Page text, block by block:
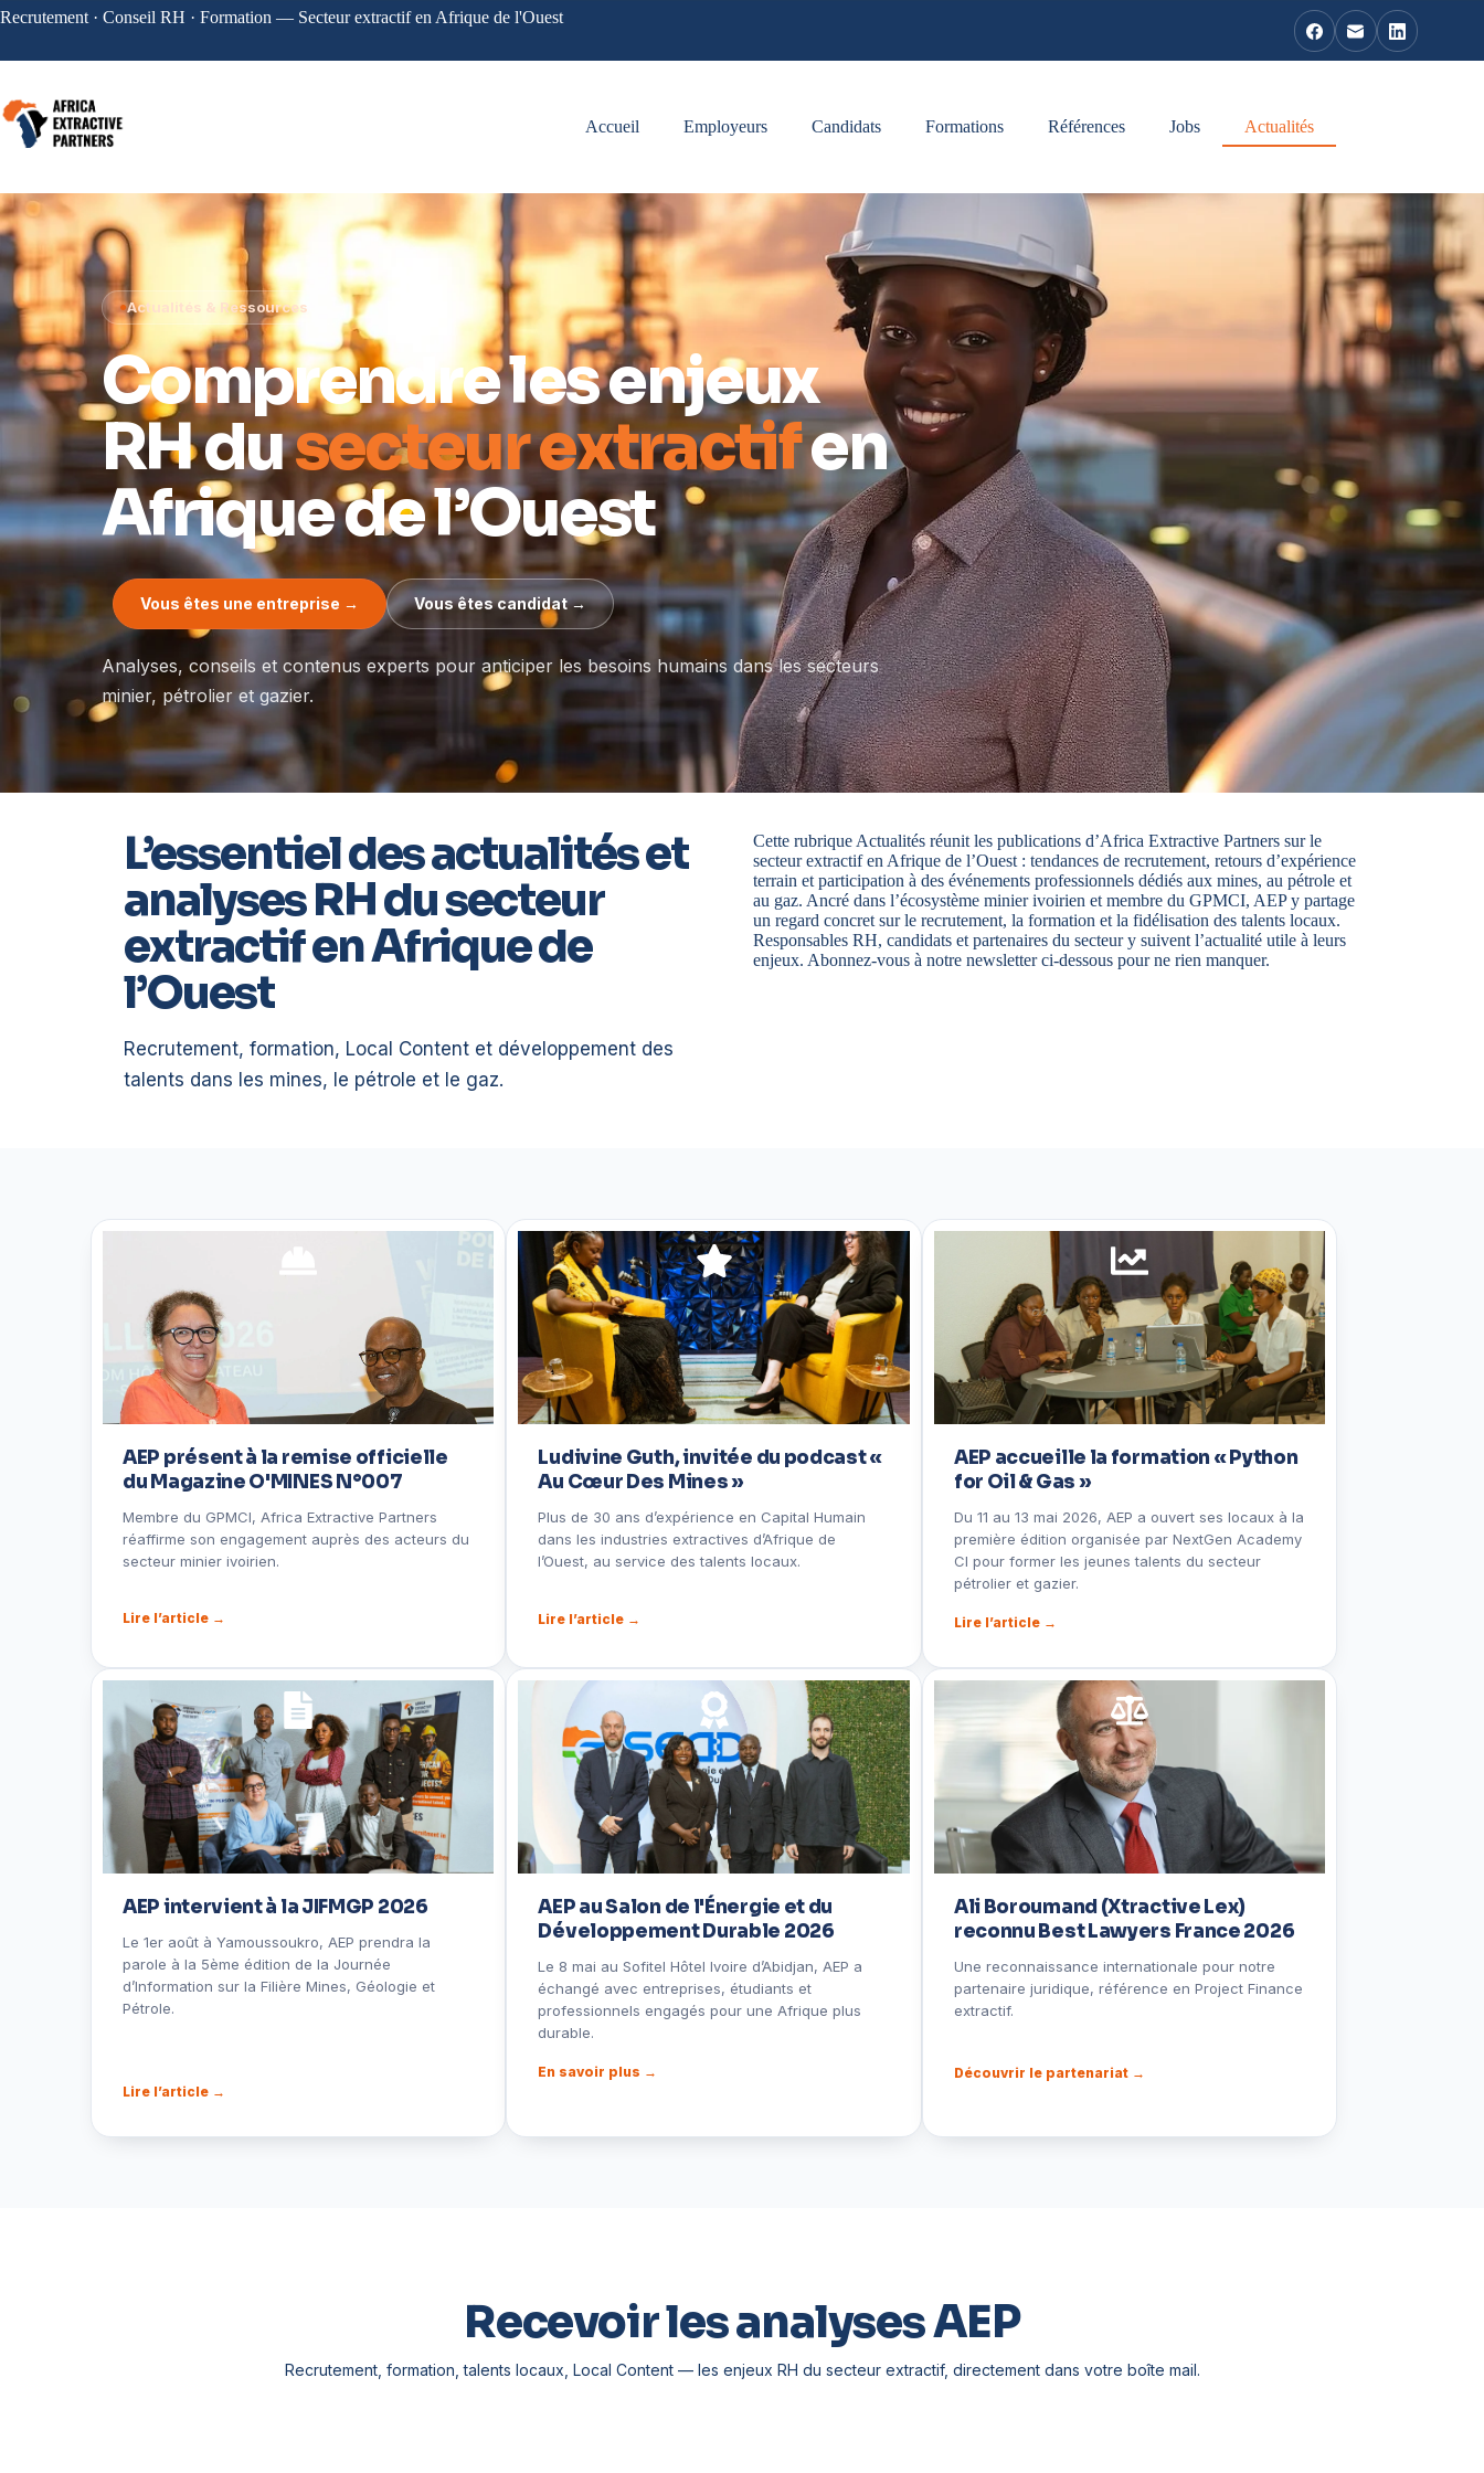
Recrutement · Conseil RH · Formation — Secteur extractif en Afrique de l'Ouest
Accueil Employeurs Candidats Formations Références Jobs Actualités
●Actualités & Ressources
Comprendre les enjeux
RH dusecteur extractifen
Afrique de l’Ouest
Vous êtes une entreprise → Vous êtes candidat →
Analyses, conseils et contenus experts pour anticiper les besoins humains dans les secteurs
minier, pétrolier et gazier.
L’essentiel des actualités et
analyses RH du secteur
extractif en Afrique de
l’Ouest
Recrutement, formation, Local Content et développement des
talents dans les mines, le pétrole et le gaz.
Cette rubrique Actualités réunit les publications d’Africa Extractive Partners sur le
secteur extractif en Afrique de l’Ouest : tendances de recrutement, retours d’expérience
terrain et participation à des événements professionnels dédiés aux mines, au pétrole et
au gaz. Ancré dans l’écosystème minier ivoirien et membre du GPMCI, AEP y partage
un regard concret sur le recrutement, la formation et la fidélisation des talents locaux.
Responsables RH, candidats et partenaires du secteur y suivent l’actualité utile à leurs
enjeux. Abonnez-vous à notre newsletter ci-dessous pour ne rien manquer.
AEP présent à la remise officielle
du Magazine O'MINES N°007
Membre du GPMCI, Africa Extractive Partners
réaffirme son engagement auprès des acteurs du
secteur minier ivoirien.
Lire l’article →
Ludivine Guth, invitée du podcast «
Au Cœur Des Mines »
Plus de 30 ans d’expérience en Capital Humain
dans les industries extractives d’Afrique de
l’Ouest, au service des talents locaux.
Lire l’article →
AEP accueille la formation « Python
for Oil & Gas »
Du 11 au 13 mai 2026, AEP a ouvert ses locaux à la
première édition organisée par NextGen Academy
CI pour former les jeunes talents du secteur
pétrolier et gazier.
Lire l’article →
AEP intervient à la JIFMGP 2026
Le 1er août à Yamoussoukro, AEP prendra la
parole à la 5ème édition de la Journée
d’Information sur la Filière Mines, Géologie et
Pétrole.
Lire l’article →
AEP au Salon de l'Énergie et du
Développement Durable 2026
Le 8 mai au Sofitel Hôtel Ivoire d’Abidjan, AEP a
échangé avec entreprises, étudiants et
professionnels engagés pour une Afrique plus
durable.
En savoir plus →
Ali Boroumand (Xtractive Lex)
reconnu Best Lawyers France 2026
Une reconnaissance internationale pour notre
partenaire juridique, référence en Project Finance
extractif.
Découvrir le partenariat →
Recevoir les analyses AEP
Recrutement, formation, talents locaux, Local Content — les enjeux RH du secteur extractif, directement dans votre boîte mail.